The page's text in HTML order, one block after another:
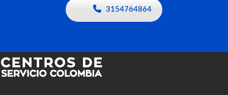
3154764864